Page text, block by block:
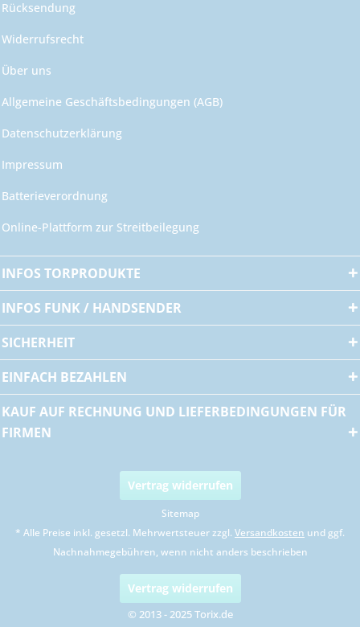
Rücksendung
Widerrufsrecht
Über uns
Allgemeine Geschäftsbedingungen (AGB)
Datenschutzerklärung
Impressum
Batterieverordnung
Online-Plattform zur Streitbeilegung
INFOS TORPRODUKTE
INFOS FUNK / HANDSENDER
SICHERHEIT
EINFACH BEZAHLEN
KAUF AUF RECHNUNG UND LIEFERBEDINGUNGEN FÜR
FIRMEN
Vertrag widerrufen
Sitemap
* Alle Preise inkl. gesetzl. Mehrwertsteuer zzgl. Versandkosten und ggf.
Nachnahmegebühren, wenn nicht anders beschrieben
Vertrag widerrufen
© 2013 - 2025 Torix.de